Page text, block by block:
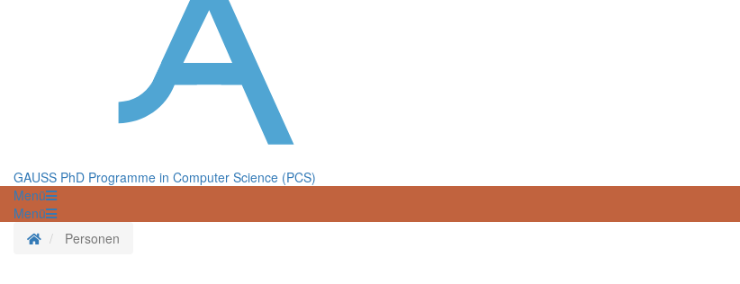
GAUSS PhD Programme in Computer Science (PCS)
Menü
Menü
Startseite
Personen